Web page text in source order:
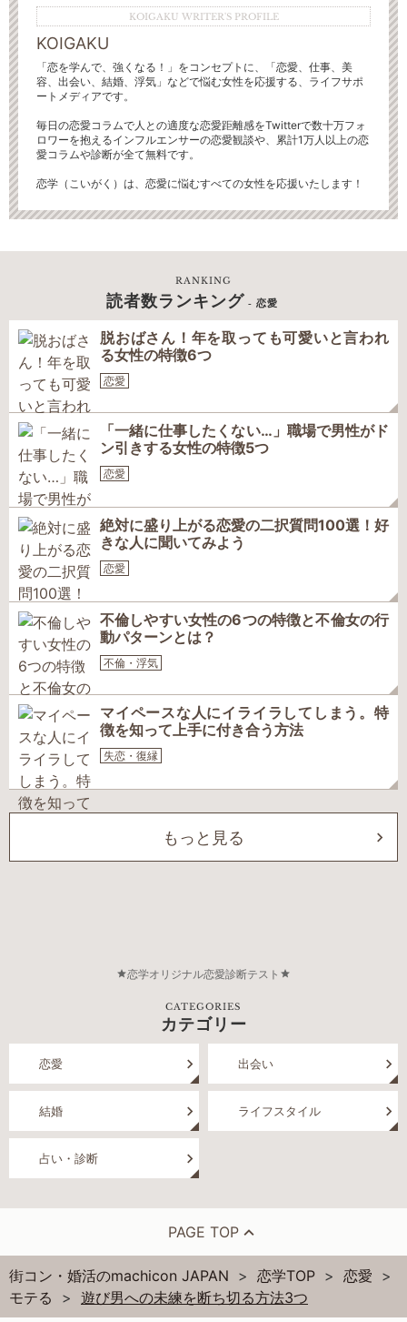
KOIGAKU WRITER'S PROFILE
KOIGAKU
「恋を学んで、強くなる！」をコンセプトに、「恋愛、仕事、美
容、出会い、結婚、浮気」などで悩む女性を応援する、ライフサポ
ートメディアです。
毎日の恋愛コラムで人との適度な恋愛距離感をTwitterで数十万フォ
ロワーを抱えるインフルエンサーの恋愛観談や、累計1万人以上の恋
愛コラムや診断が全て無料です。
恋学（こいがく）は、恋愛に悩むすべての女性を応援いたします！
RANKING
読者数ランキング - 恋愛
脱おばさん！年を取っても可愛いと言われ
る女性の特徴6つ
恋愛
「一緒に仕事したくない…」職場で男性がド
ン引きする女性の特徴5つ
恋愛
絶対に盛り上がる恋愛の二択質問100選！好
きな人に聞いてみよう
恋愛
不倫しやすい女性の6つの特徴と不倫女の行
動パターンとは？
不倫・浮気
マイペースな人にイライラしてしまう。特
徴を知って上手に付き合う方法
失恋・復縁
もっと見る
恋学オリジナル恋愛診断テスト
CATEGORIES
カテゴリー
恋愛 出会い
結婚 ライフスタイル
占い・診断
PAGE TOP
街コン・婚活のmachicon JAPAN 恋学TOP
恋愛
モテる
遊び男への未練を断ち切る方法3つ